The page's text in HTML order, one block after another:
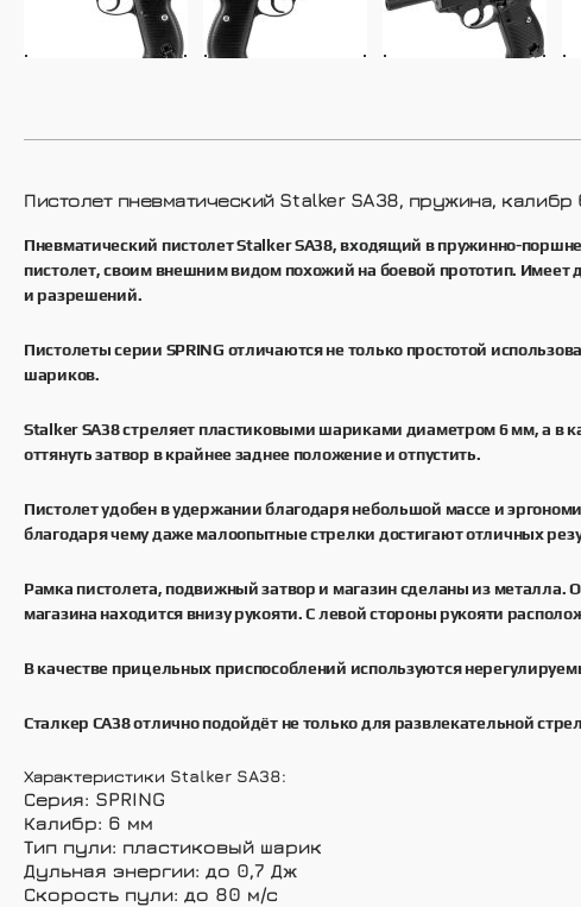
Пистолет пневматический Stalker SA38, пружина,
Пневматический пистолет Stalker SA38, входящий в пружинно-
пистолет, своим внешним видом похожий на боевой прототип. Имеет
и разрешений.
Пистолеты серии SPRING отличаются не только простотой
шариков.
Stalker SA38 стреляет пластиковыми шариками диаметром 6 мм, а в
оттянуть затвор в крайнее заднее положение и отпустить.
Пистолет удобен в удержании благодаря небольшой массе и
благодаря чему даже малоопытные стрелки достигают отличных
Рамка пистолета, подвижный затвор и магазин сделаны из металла.
магазина находится внизу рукояти. С левой стороны рукояти
В качестве прицельных приспособлений используются
Сталкер СА38 отлично подойдёт не только для развлекательной
Характеристики Stalker SA38:
Серия: SPRING
Калибр: 6 мм
Тип пули: пластиковый шарик
Дульная энергии: до 0,7 Дж
Скорость пули: до 80 м/с